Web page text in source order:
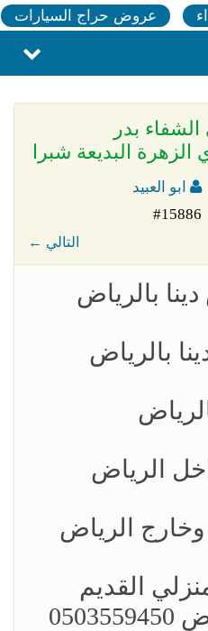
عروض حراج السيارات
بدر
ابو العبيد
#15886
← التالي
بالرياض
بالرياض
الرياض
وخارج الرياض
القديم